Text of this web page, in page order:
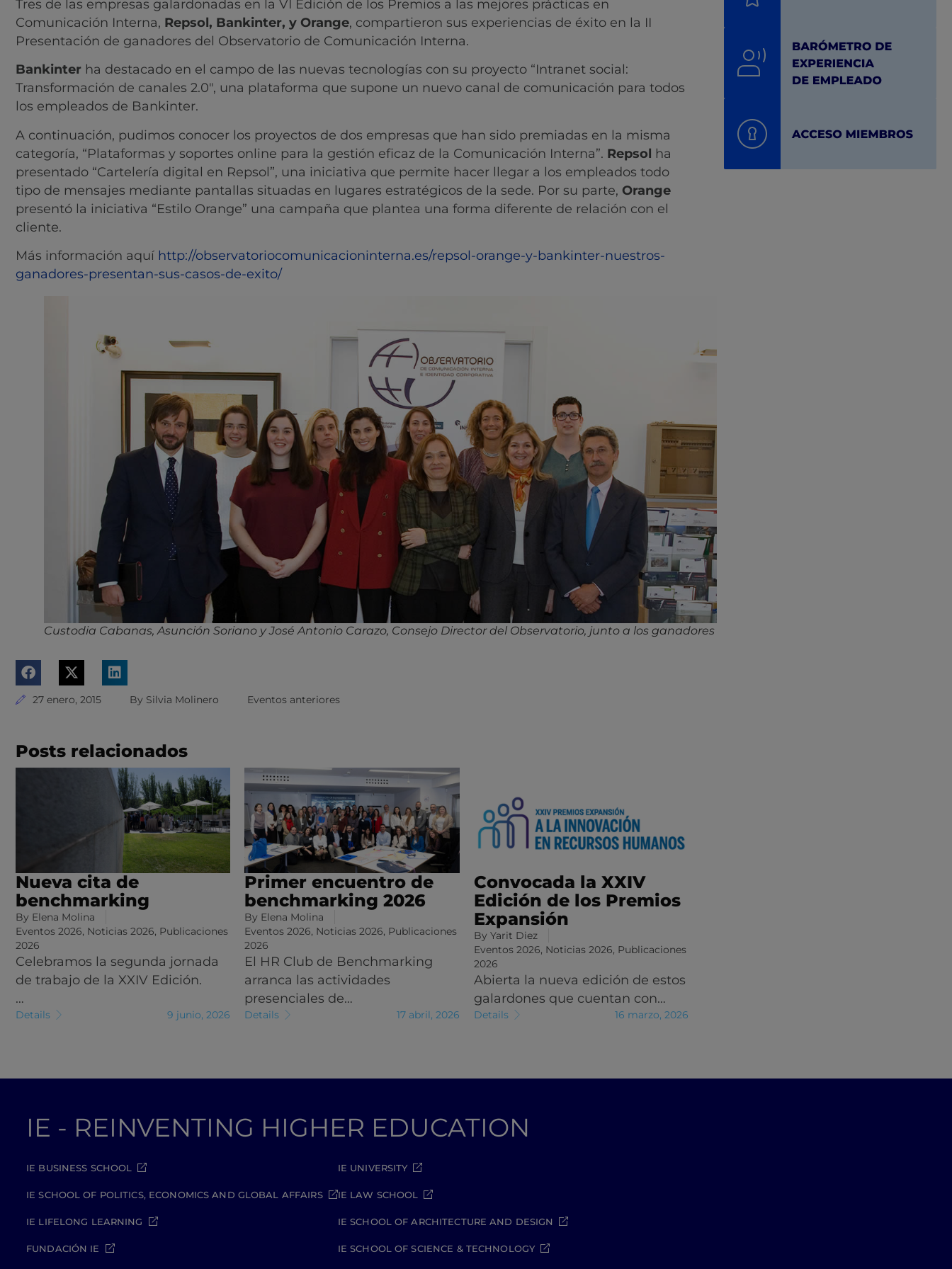
Tres de las empresas galardonadas en la VI Edición de los Premios a las mejores prácticas en
Comunicación Interna, Repsol, Bankinter, y Orange, compartieron sus experiencias de éxito en la II
Presentación de ganadores del Observatorio de Comunicación Interna.
Bankinter ha destacado en el campo de las nuevas tecnologías con su proyecto “Intranet social:
Transformación de canales 2.0″, una plataforma que supone un nuevo canal de comunicación para todos
los empleados de Bankinter.
A continuación, pudimos conocer los proyectos de dos empresas que han sido premiadas en la misma
categoría, “Plataformas y soportes online para la gestión eficaz de la Comunicación Interna”. Repsol ha
presentado “Cartelería digital en Repsol”, una iniciativa que permite hacer llegar a los empleados todo
tipo de mensajes mediante pantallas situadas en lugares estratégicos de la sede. Por su parte, Orange
presentó la iniciativa “Estilo Orange” una campaña que plantea una forma diferente de relación con el
cliente.
Más información aquí http://observatoriocomunicacioninterna.es/repsol-orange-y-bankinter-nuestros-
ganadores-presentan-sus-casos-de-exito/
Custodia Cabanas, Asunción Soriano y José Antonio Carazo, Consejo Director del Observatorio, junto a los ganadores
27 enero, 2015 By Silvia Molinero Eventos anteriores
Posts relacionados
Nueva cita de
benchmarking
By Elena Molina
Eventos 2026, Noticias 2026, Publicaciones
2026
Celebramos la segunda jornada
de trabajo de la XXIV Edición.
…
Details 9 junio, 2026
Primer encuentro de
benchmarking 2026
By Elena Molina
Eventos 2026, Noticias 2026, Publicaciones
2026
El HR Club de Benchmarking
arranca las actividades
presenciales de…
Details 17 abril, 2026
Convocada la XXIV
Edición de los Premios
Expansión
By Yarit Diez
Eventos 2026, Noticias 2026, Publicaciones
2026
Abierta la nueva edición de estos
galardones que cuentan con…
Details 16 marzo, 2026
IE - REINVENTING HIGHER EDUCATION
IE BUSINESS SCHOOL
IE SCHOOL OF POLITICS, ECONOMICS AND GLOBAL AFFAIRS
IE LIFELONG LEARNING
FUNDACIÓN IE
IE UNIVERSITY
IE LAW SCHOOL
IE SCHOOL OF ARCHITECTURE AND DESIGN
IE SCHOOL OF SCIENCE & TECHNOLOGY